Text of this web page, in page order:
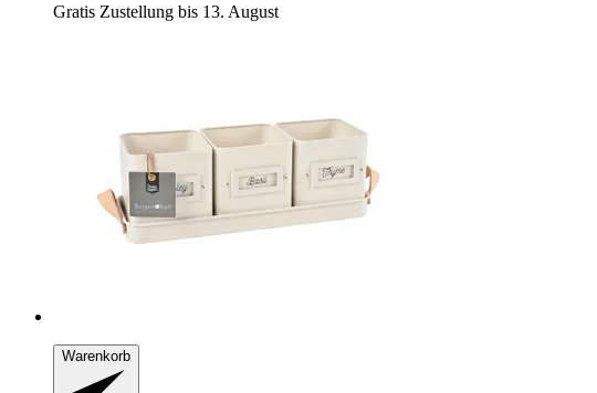
Gratis Zustellung bis 13. August
Warenkorb